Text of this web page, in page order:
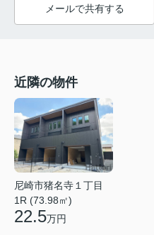
メールで共有する
近隣の物件
尼崎市猪名寺１丁目
1R (73.98㎡)
22.5万円